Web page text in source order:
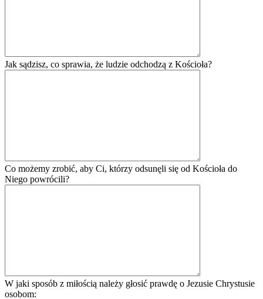
Jak sądzisz, co sprawia, że ludzie odchodzą z Kościoła?
Co możemy zrobić, aby Ci, którzy odsunęli się od Kościoła do
Niego powrócili?
W jaki sposób z miłością należy głosić prawdę o Jezusie Chrystusie
osobom: